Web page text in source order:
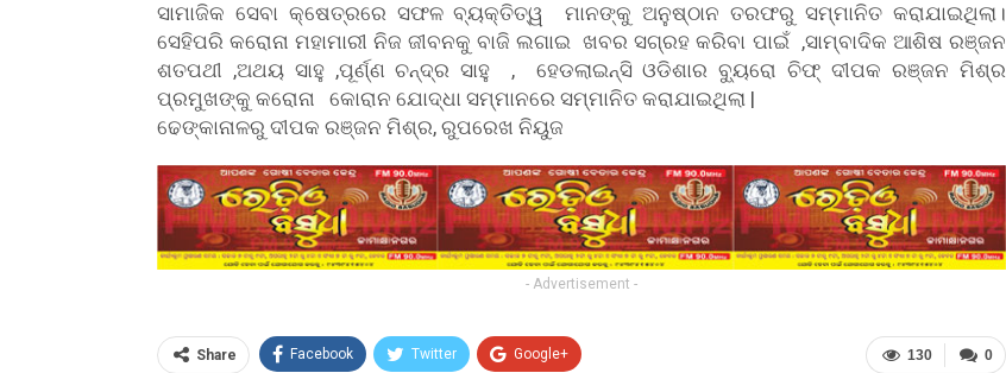
ସାମାଜିକ ସେବା କ୍ଷେତ୍ରରେ ସଫଳ ବ୍ୟକ୍ତିତ୍ୱ ମାନଙ୍କୁ ଅନୁଷ୍ଠାନ ତରଫରୁ ସମ୍ମାନିତ କରାଯାଇଥିଲା।
ସେହିପରି କରୋନା ମହାମାରୀ ନିଜ ଜୀବନକୁ ବାଜି ଲଗାଇ ଖବର ସଗ୍ରହ କରିବା ପାଇଁ ,ସାମ୍ବାଦିକ ଆଶିଷ ରଞ୍ଜନ
ଶତପଥୀ ,ଅଥୟ ସାହୁ ,ପୂର୍ଣ୍ଣ ଚନ୍ଦ୍ର ସାହୁ , ହେଡଲାଇନ୍ସି ଓଡିଶାର ବ୍ୟୁରୋ ଚିଫ୍ ଦୀପକ ରଞ୍ଜନ ମିଶ୍ର
ପ୍ରମୁଖଙ୍କୁ କରୋନା କୋରାନ ଯୋଦ୍ଧା ସମ୍ମାନରେ ସମ୍ମାନିତ କରାଯାଇଥିଲା |
ଢେଙ୍କାନାଳରୁ ଦୀପକ ରଞ୍ଜନ ମିଶ୍ର, ରୁପରେଖ ନିୟୁଜ
- Advertisement -
0
130
Share Facebook Twitter Google+